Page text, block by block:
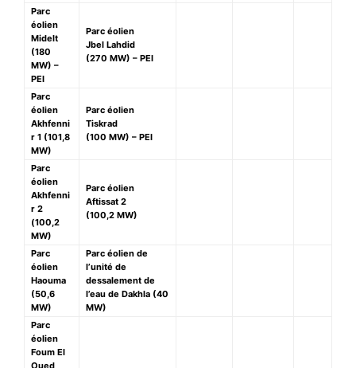
Parc
éolien
Midelt
(180
MW) –
PEI
Parc éolien
Jbel Lahdid
(270 MW) – PEI
Parc
éolien
Akhfenni
r 1 (101,8
MW)
Parc éolien
Tiskrad
(100 MW) – PEI
Parc
éolien
Akhfenni
r 2
(100,2
MW)
Parc éolien
Aftissat 2
(100,2 MW)
Parc
éolien
Haouma
(50,6
MW)
Parc éolien de
l’unité de
dessalement de
l’eau de Dakhla (40
MW)
Parc
éolien
Foum El
Oued